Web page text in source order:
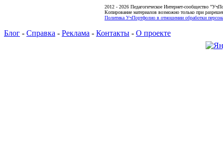
2012 - 2026 Педагогическое Интернет-сообщество
Копирование материалов возможно только при
Политика УчПортфолио в отношении обработки
Блог - Справка - Реклама - Контакты - О проекте